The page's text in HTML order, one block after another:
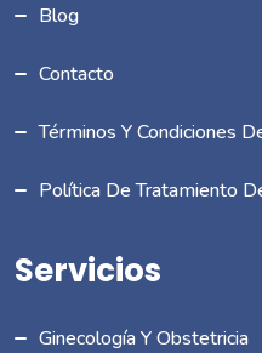
Blog
Contacto
Términos Y Condiciones
Política De Tratamiento
Servicios
Ginecología Y Obstetricia